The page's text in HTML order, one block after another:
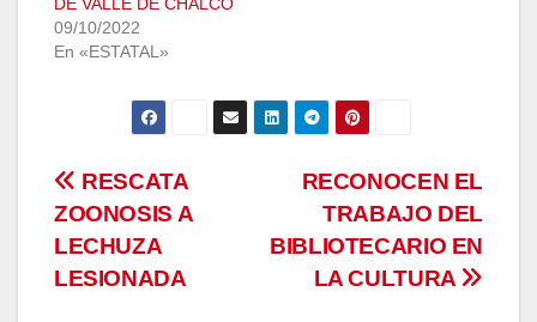
09/10/2022
En «ESTATAL»
Navegación
de
entradas
RECONOCEN EL
TRABAJO DEL
BIBLIOTECARIO EN
LA CULTURA
RESCATA
ZOONOSIS A
LECHUZA
LESIONADA